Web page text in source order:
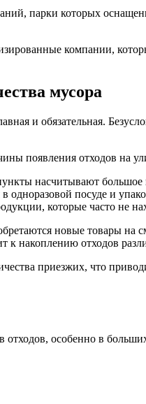
парки которых
компании,
мусора
и обязательная.
появления отходов на
насчитывают большое
посуде и
которые часто не
новые товары
к накоплению отходов
приезжих, что
отходов, особенно в